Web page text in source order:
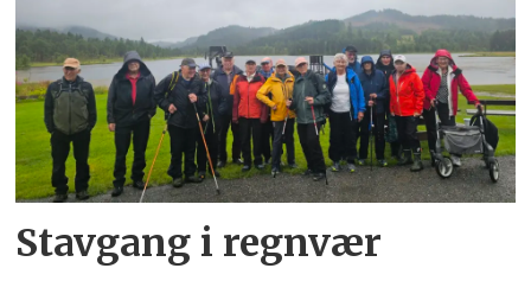
Stavgang i regnvær